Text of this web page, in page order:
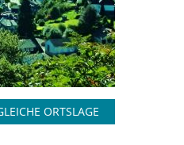
ORTSLAGE